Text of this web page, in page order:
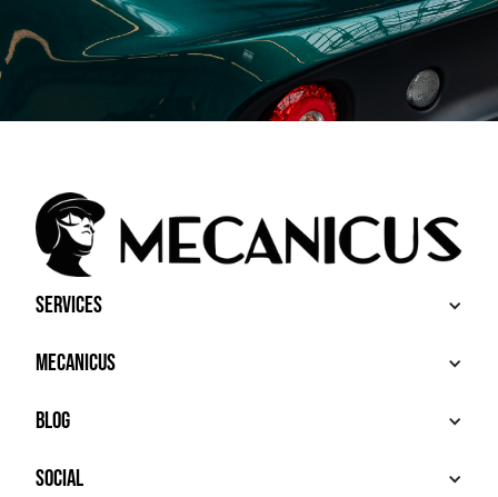
Services
BUY
SELL
ADDITIONAL SERVICES
Mecanicus
ABOUT
HOUSE MECANICUS
CONTACT
Blog
NEWS
VIDÉOS
Social